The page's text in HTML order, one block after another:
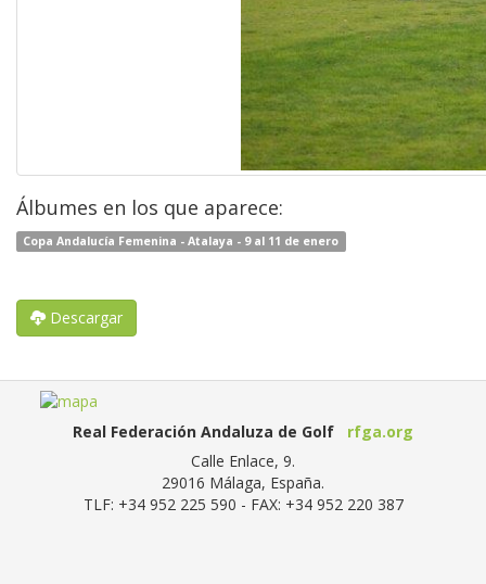
Álbumes en los que aparece:
Copa Andalucía Femenina - Atalaya - 9 al 11 de enero
Descargar
Real Federación Andaluza de Golf
rfga.org
Calle Enlace, 9.
29016 Málaga, España.
TLF: +34 952 225 590 - FAX: +34 952 220 387